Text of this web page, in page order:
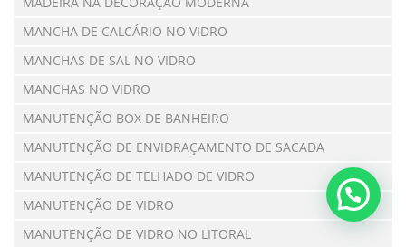
MANCHA DE CALCÁRIO NO VIDRO
MANCHAS DE SAL NO VIDRO
MANCHAS NO VIDRO
MANUTENÇÃO BOX DE BANHEIRO
MANUTENÇÃO DE ENVIDRAÇAMENTO DE SACADA
MANUTENÇÃO DE TELHADO DE VIDRO
MANUTENÇÃO DE VIDRO
MANUTENÇÃO DE VIDRO NO LITORAL